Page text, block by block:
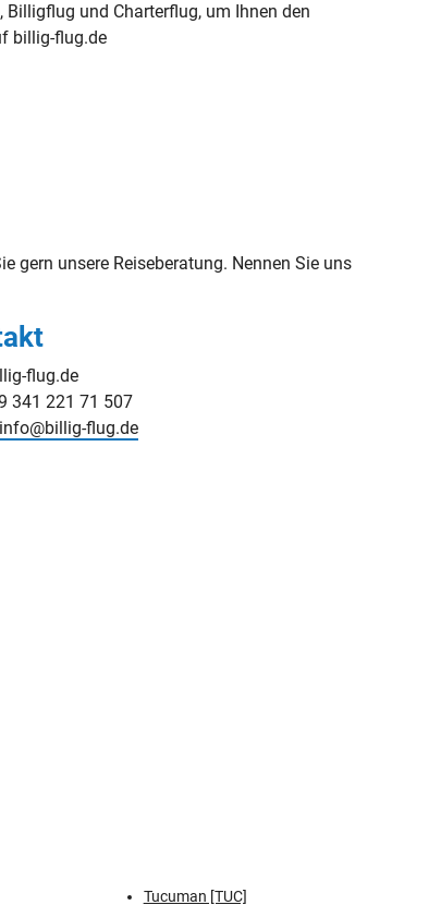
und Charterflug, um Ihnen den
billig-flug.de
gern unsere Reiseberatung. Nennen Sie uns
flug.de
341 221 71 507
info@billig-flug.de
Tucuman [TUC]